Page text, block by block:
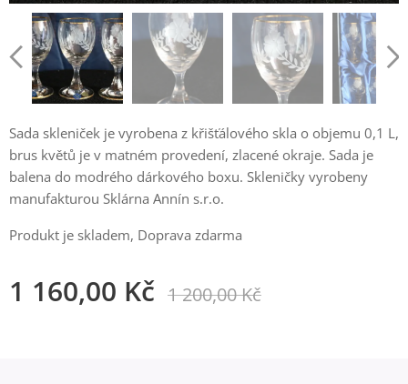
Sada skleniček je vyrobena z křišťálového skla o objemu 0,1 L,
brus květů je v matném provedení, zlacené okraje. Sada je
balena do modrého dárkového boxu. Skleničky vyrobeny
manufakturou Sklárna Annín s.r.o.
Produkt je skladem, Doprava zdarma
1 160,00 Kč 1 200,00Kč